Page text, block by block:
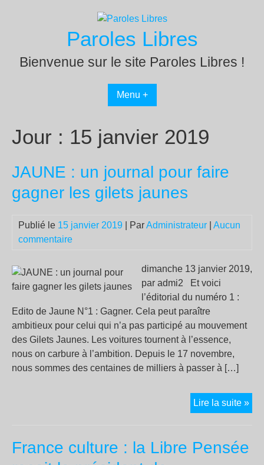
Paroles Libres
Bienvenue sur le site Paroles Libres !
Menu +
Jour : 15 janvier 2019
JAUNE : un journal pour faire
gagner les gilets jaunes
Publié le 15 janvier 2019 | ParAdministrateur
Aucun
commentaire
dimanche 13 janvier 2019,
par admi2 Et voici
l’éditorial du numéro 1 :
Edito de Jaune N°1 : Gagner. Cela peut paraître
ambitieux pour celui qui n’a pas participé au mouvement
des Gilets Jaunes. Les voitures tournent à l’essence,
nous on carbure à l’ambition. Depuis le 17 novembre,
nous sommes des centaines de milliers à passer à […]
Lire la suite »
:
France culture : la Libre Pensée